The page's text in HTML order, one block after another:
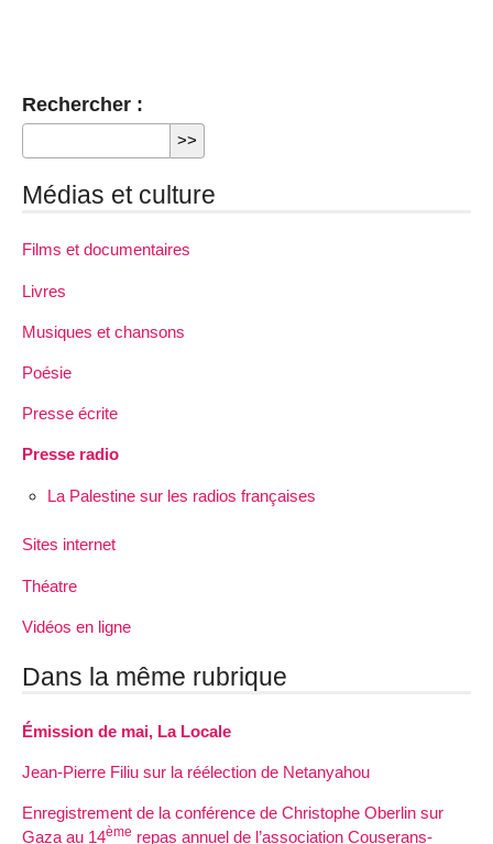
Rechercher :
Médias et culture
Films et documentaires
Livres
Musiques et chansons
Poésie
Presse écrite
Presse radio
La Palestine sur les radios françaises
Sites internet
Théatre
Vidéos en ligne
Dans la même rubrique
Émission de mai, La Locale
Jean-Pierre Filiu sur la réélection de Netanyahou
Enregistrement de la conférence de Christophe Oberlin sur
Gaza au 14ème repas annuel de l’association Couserans-